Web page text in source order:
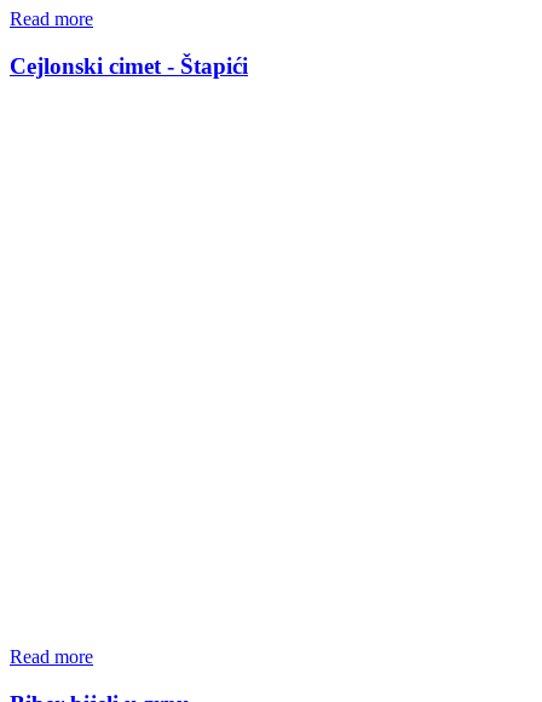
Read more
Cejlonski cimet - Štapići
Read more